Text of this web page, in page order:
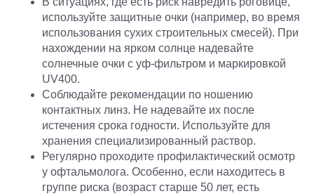
используйте защитные очки (например, во время
использования сухих строительных смесей). При
нахождении на ярком солнце надевайте
солнечные очки с уф-фильтром и маркировкой
UV400.
Соблюдайте рекомендации по ношению
контактных линз. Не надевайте их после
истечения срока годности. Используйте для
хранения специализированный раствор.
Регулярно проходите профилактический осмотр
у офтальмолога. Особенно, если находитесь в
группе риска (возраст старше 50 лет, есть